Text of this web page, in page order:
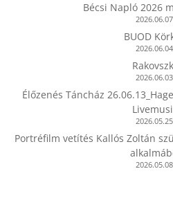
Bécsi Napló 2026
BUOD
Élőzenés Táncház
Portréfilm vetítés Kallós Zoltán